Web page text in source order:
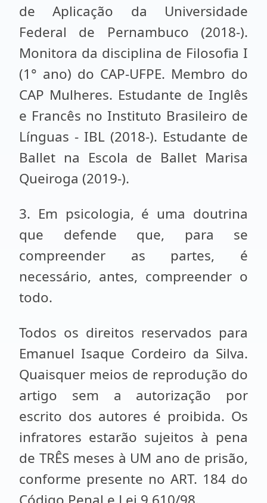
de Aplicação da Universidade
Federal de Pernambuco (2018-).
Monitora da disciplina de Filosofia I
(1° ano) do CAP-UFPE. Membro do
CAP Mulheres. Estudante de Inglês
e Francês no Instituto Brasileiro de
Línguas - IBL (2018-). Estudante de
Ballet na Escola de Ballet Marisa
Queiroga (2019-).
3. Em psicologia, é uma doutrina
que defende que, para se
compreender as partes, é
necessário, antes, compreender o
todo.
Todos os direitos reservados para
Emanuel Isaque Cordeiro da Silva.
Quaisquer meios de reprodução do
artigo sem a autorização por
escrito dos autores é proibida. Os
infratores estarão sujeitos à pena
de TRÊS meses à UM ano de prisão,
conforme presente no ART. 184 do